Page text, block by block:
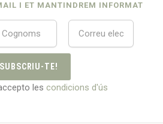
I ET MANTINDREM INFORMAT
SUBSCRIU-TE!
les condicions d'ús